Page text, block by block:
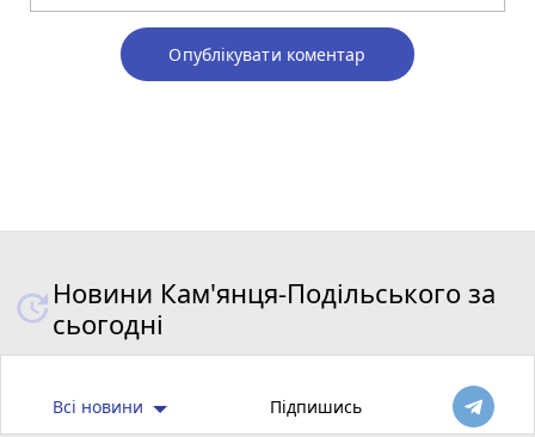
Опублікувати коментар
Новини Кам'янця-Подільського за
сьогодні
Всі новини Підпишись